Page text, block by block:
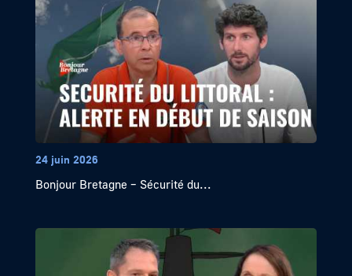
24 juin 2026
Bonjour Bretagne – Sécurité du...